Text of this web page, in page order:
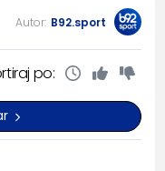
Autor: B92.sport
po: